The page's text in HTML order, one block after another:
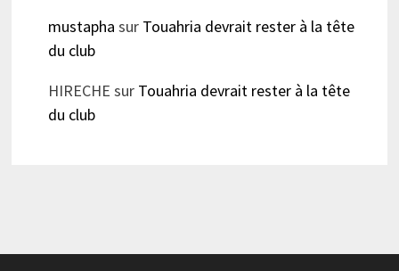
mustapha sur Touahria devrait rester à la tête
du club
HIRECHE sur Touahria devrait rester à la tête
du club